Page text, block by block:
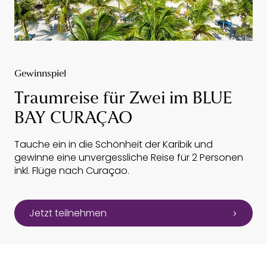
Gewinnspiel
Traumreise für Zwei im BLUE
BAY CURAÇAO
Tauche ein in die Schönheit der Karibik und
gewinne eine unvergessliche Reise für 2 Personen
inkl. Flüge nach Curaçao.
Jetzt teilnehmen